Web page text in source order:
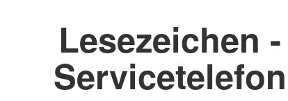
Lesezeichen -
Servicetelefon